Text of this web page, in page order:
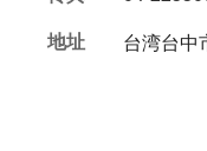
地址
台湾台中